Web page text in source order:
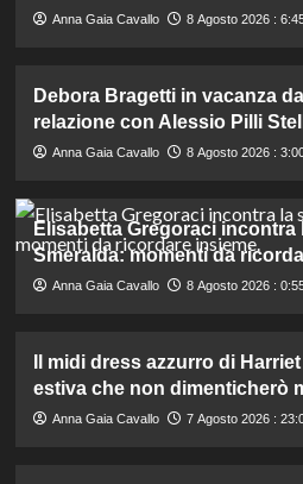
Anna Gaia Cavallo 8 Agosto 2026 :
Debora Bragetti in vacanza
relazione con Alessio Pilli
Anna Gaia Cavallo 8 Agosto 2026 :
Elisabetta Gregoraci incontra
Smeralda: momenti da
Anna Gaia Cavallo 8 Agosto 2026 :
Il midi dress azzurro di
estiva che non dimenticherò
Anna Gaia Cavallo 7 Agosto 2026 :